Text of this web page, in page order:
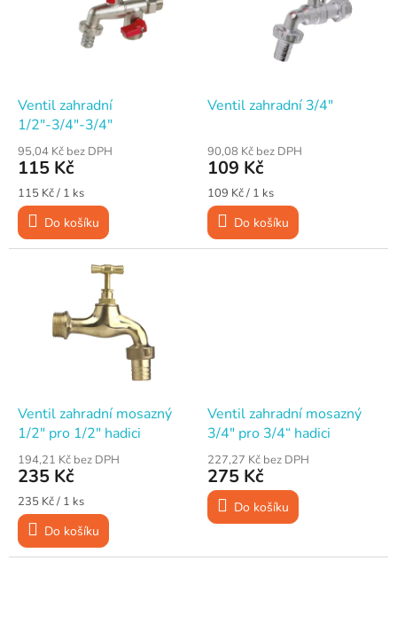
dVentil zahradní
1/2"-3/4"-3/4"
95,04 Kč bez DPH
115 Kč
Měrná
cena:
115 Kč / 1 ks
Do košíku
Ventil zahradní 3/4"
90,08 Kč bez DPH
109 Kč
Měrná
cena:
109 Kč / 1 ks
Do košíku
Ventil zahradní mosazný
1/2" pro 1/2" hadici
194,21 Kč bez DPH
235 Kč
Měrná
cena:
235 Kč / 1 ks
Do košíku
Ventil zahradní mosazný
3/4" pro 3/4“ hadici
227,27 Kč bez DPH
275 Kč
Do košíku